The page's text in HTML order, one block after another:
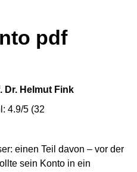
pdf
Dr. Helmut Fink
4.9/5 (32
einen Teil davon – vor der
sein Konto in ein